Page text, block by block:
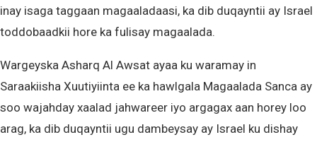
inay isaga taggaan magaaladaasi, ka dib duqayntii ay Israel
toddobaadkii hore ka fulisay magaalada.
Wargeyska Asharq Al Awsat ayaa ku waramay in
Saraakiisha Xuutiyiinta ee ka hawlgala Magaalada Sanca ay
soo wajahday xaalad jahwareer iyo argagax aan horey loo
arag, ka dib duqayntii ugu dambeysay ay Israel ku dishay